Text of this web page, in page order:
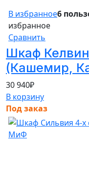
В избранное6
избранное
Сравнить
Шкаф
(Кашемир,
30 940₽
В корзину
Под заказ